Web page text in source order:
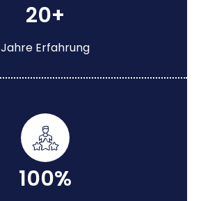
20+
Jahre Erfahrung
100%